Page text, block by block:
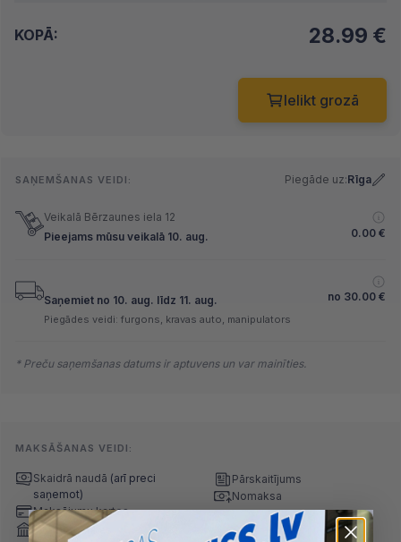
KOPĀ: 28.99 €
Ielikt grozā
SAŅEMŠANAS VEIDI: Piegāde uz:Rīga
Veikalā Bērzaunes iela 12
Pieejams mūsu veikalā 10. aug.
0.00 €
Saņemiet no 10. aug. līdz 11. aug. no 30.00 €
Piegādes veidi: furgons, kravas auto, manipulators
* Preču saņemšanas datums ir aptuvens un var mainīties.
MAKSĀŠANAS VEIDI:
Skaidrā naudā (arī preci
saņemot)
Maksājumu kartes
Internetbankas
Pārskaitījums
Nomaksa